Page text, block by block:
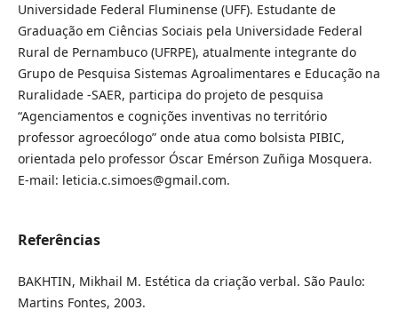
Universidade Federal Fluminense (UFF). Estudante de
Graduação em Ciências Sociais pela Universidade Federal
Rural de Pernambuco (UFRPE), atualmente integrante do
Grupo de Pesquisa Sistemas Agroalimentares e Educação na
Ruralidade -SAER, participa do projeto de pesquisa
“Agenciamentos e cognições inventivas no território
professor agroecólogo” onde atua como bolsista PIBIC,
orientada pelo professor Óscar Emérson Zuñiga Mosquera.
E-mail: leticia.c.simoes@gmail.com.
Referências
BAKHTIN, Mikhail M. Estética da criação verbal. São Paulo:
Martins Fontes, 2003.